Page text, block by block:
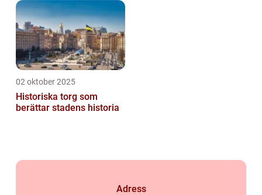
02 oktober 2025
Historiska torg som
berättar stadens historia
Adress